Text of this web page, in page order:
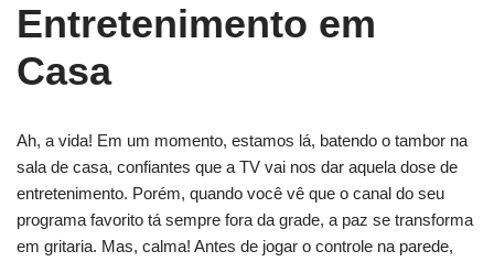
Entretenimento em
Casa
Ah, a vida! Em um momento, estamos lá, batendo o tambor na
sala de casa, confiantes que a TV vai nos dar aquela dose de
entretenimento. Porém, quando você vê que o canal do seu
programa favorito tá sempre fora da grade, a paz se transforma
em gritaria. Mas, calma! Antes de jogar o controle na parede,